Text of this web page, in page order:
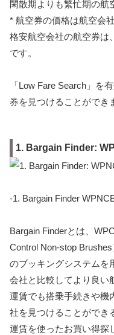
閑散期よりも繁忙期の航
* 航空券の価格は航空会
格安航空会社の航空券は
です。
「Low Fare Search」を
券を見つけることができ
1. Bargain Finder:
-1. Bargain Finder
Bargain Finderとは、
Control Non-stop
のブッキングシステムを
会社と比較してより良い
運賃でも搭乗手続きや機
社を見つけることができ
運賃を使ったお買い得探